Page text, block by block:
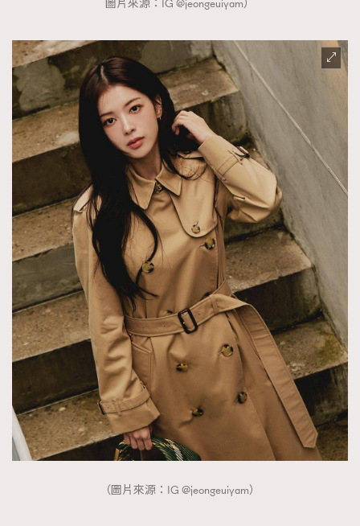
圖片來源：IG @jeongeuiyam）
（圖片來源：IG @jeongeuiyam）